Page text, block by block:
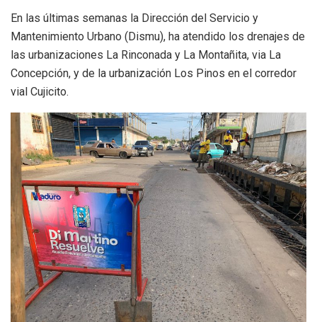
En las últimas semanas la Dirección del Servicio y
Mantenimiento Urbano (Dismu), ha atendido los drenajes de
las urbanizaciones La Rinconada y La Montañita, via La
Concepción, y de la urbanización Los Pinos en el corredor
vial Cujicito.